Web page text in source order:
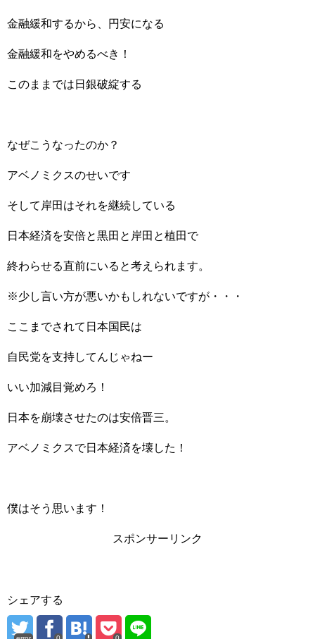
金融緩和するから、円安になる
金融緩和をやめるべき！
このままでは日銀破綻する
なぜこうなったのか？
アベノミクスのせいです
そして岸田はそれを継続している
日本経済を安倍と黒田と岸田と植田で
終わらせる直前にいると考えられます。
※少し言い方が悪いかもしれないですが・・・
ここまでされて日本国民は
自民党を支持してんじゃねー
いい加減目覚めろ！
日本を崩壊させたのは安倍晋三。
アベノミクスで日本経済を壊した！
僕はそう思います！
スポンサーリンク
シェアする